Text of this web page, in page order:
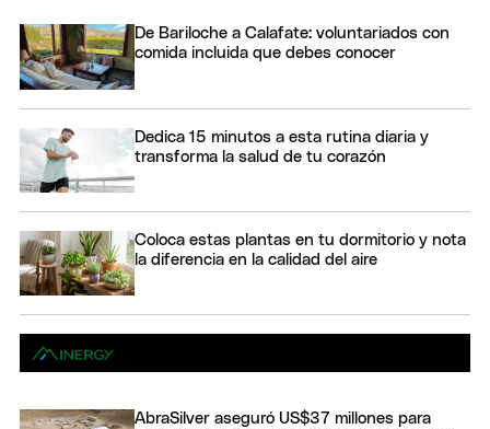
De Bariloche a Calafate: voluntariados con
comida incluida que debes conocer
Dedica 15 minutos a esta rutina diaria y
transforma la salud de tu corazón
Coloca estas plantas en tu dormitorio y nota
la diferencia en la calidad del aire
AbraSilver aseguró US$37 millones para